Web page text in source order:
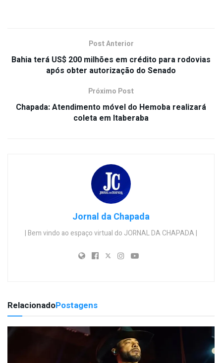
Post Anterior
Bahia terá US$ 200 milhões em crédito para rodovias
após obter autorização do Senado
Próximo Post
Chapada: Atendimento móvel do Hemoba realizará
coleta em Itaberaba
Jornal da Chapada
| Bem vindo ao espaço virtual do JORNAL DA CHAPADA |
RelacionadoPostagens